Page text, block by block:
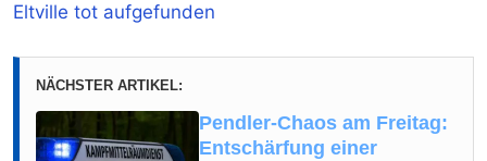
Eltville tot aufgefunden
NÄCHSTER ARTIKEL:
Pendler-Chaos am Freitag:
Entschärfung einer